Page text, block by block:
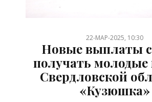
22-МАР-2025, 10:30
Новые выплаты
получать
Свердловской
«Кузюшка»